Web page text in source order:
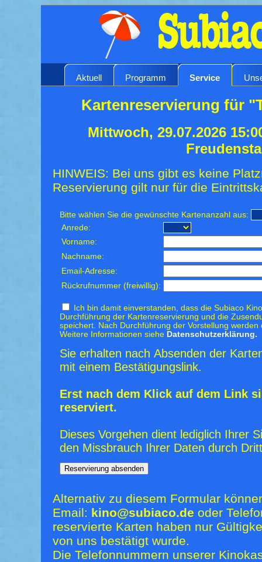
Aktuell Programm Service
Kartenreservierung für
Mittwoch, 29.07.2026
HINWEIS: Bei uns gibt es keine
Reservierung gilt nur für die
Bitte wählen Sie die gewünschte Kartenanzahl aus:
Anrede:
Vorname:
Nachname:
Email-Adresse:
Rückrufnummer (freiwillig):
Ich bin damit einverstanden, dass die Subiaco
Durchführung der Kartenreservierung und die
speichert. Nach Durchführung der Vorstellung
Weitere Informationen siehe Datenschutzerklärung.
Sie erhalten nach Absenden der
mit einem Bestätigungslink.
Erst nach dem Klick auf dem Link
reserviert.
Dieses Vorgehen dient lediglich Ihrer
den Missbrauch Ihrer Daten durch
Alternativ zu diesem Formular
Email: kino@subiaco.de oder
reservierte Karten haben nur
von uns bestätigt wurde.
Die Telefonnummern unserer